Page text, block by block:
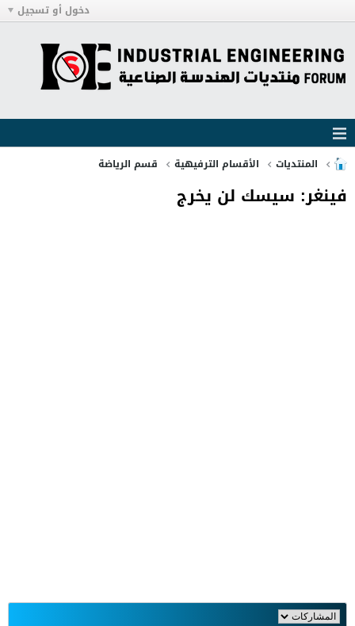
دخول أو تسجيل
المنتديات الأقسام الترفيهية قسم الرياضة
فينغر: سيسك لن يخرج